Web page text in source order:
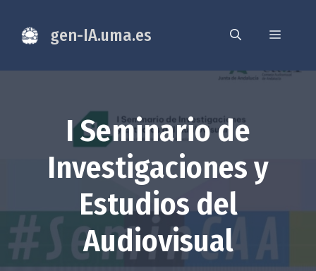
contenidogen-IA.uma.es Menú
I Seminario de
Investigaciones y
Estudios del
Audiovisual